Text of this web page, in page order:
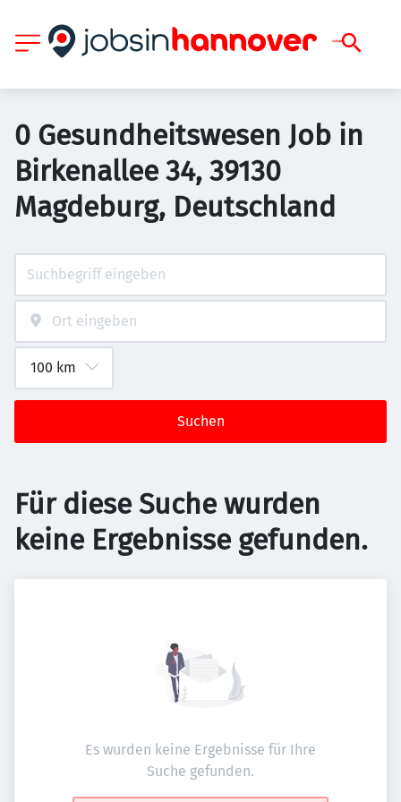
0 Gesundheitswesen Job in
Birkenallee 34, 39130
Magdeburg, Deutschland
Suchen
Für diese Suche wurden
keine Ergebnisse gefunden.
Es wurden keine Ergebnisse für Ihre
Suche gefunden.